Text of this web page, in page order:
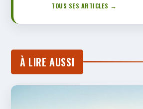
TOUS SES ARTICLES →
À LIRE AUSSI